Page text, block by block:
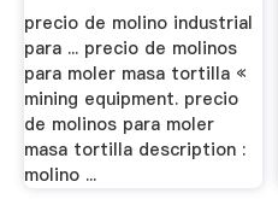
precio de molino industrial
para ... precio de molinos
para moler masa tortilla «
mining equipment. precio
de molinos para moler
masa tortilla description :
molino ...